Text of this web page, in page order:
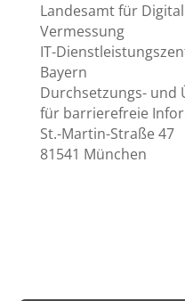
Landesamt für
Vermessung
IT-
Bayern
Durchsetzungs- und
für barrierefreie
St.-Martin-Straße 47
81541 München